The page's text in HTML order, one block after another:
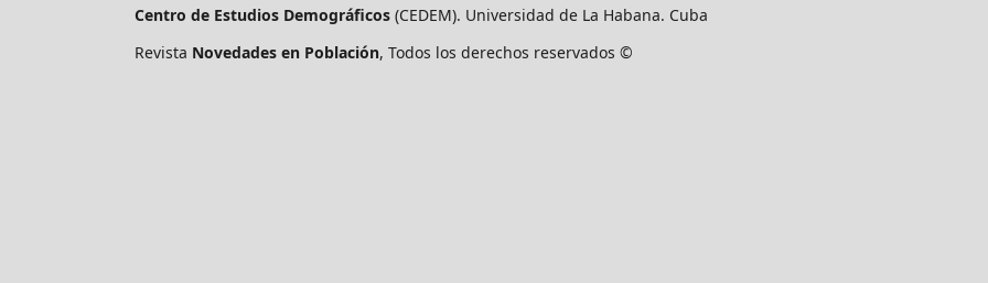
Centro de Estudios Demográficos (CEDEM). Universidad de La Habana. Cuba
Revista Novedades en Población, Todos los derechos reservados ©